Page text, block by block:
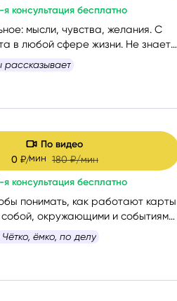
мысли, чувства, желания. С
в любой сфере жизни. Не
На консультации со мной вы
раз
я консультация бесплатно
понимать, как работают
окружающими и событиями.
— бережно и с вниманием.
НЛП
при необходимости
состояния.
По видео
0 ₽/мин180 ₽/мин
я консультация бесплатно